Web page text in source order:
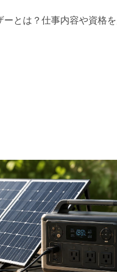
ーとは？仕事内容や資格